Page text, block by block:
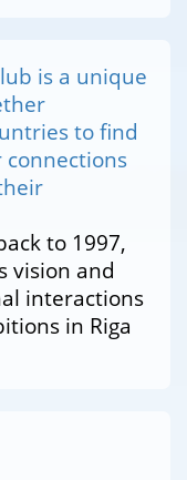
is a unique
to find
to 1997,
vision and
interactions
in Riga